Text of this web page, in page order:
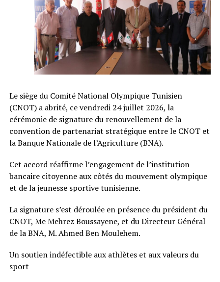
Le siège du Comité National Olympique Tunisien
(CNOT) a abrité, ce vendredi 24 juillet 2026, la
cérémonie de signature du renouvellement de la
convention de partenariat stratégique entre le CNOT et
la Banque Nationale de l’Agriculture (BNA).
Cet accord réaffirme l’engagement de l’institution
bancaire citoyenne aux côtés du mouvement olympique
et de la jeunesse sportive tunisienne.
La signature s’est déroulée en présence du président du
CNOT, Me Mehrez Boussayene, et du Directeur Général
de la BNA, M. Ahmed Ben Moulehem.
Un soutien indéfectible aux athlètes et aux valeurs du
sport